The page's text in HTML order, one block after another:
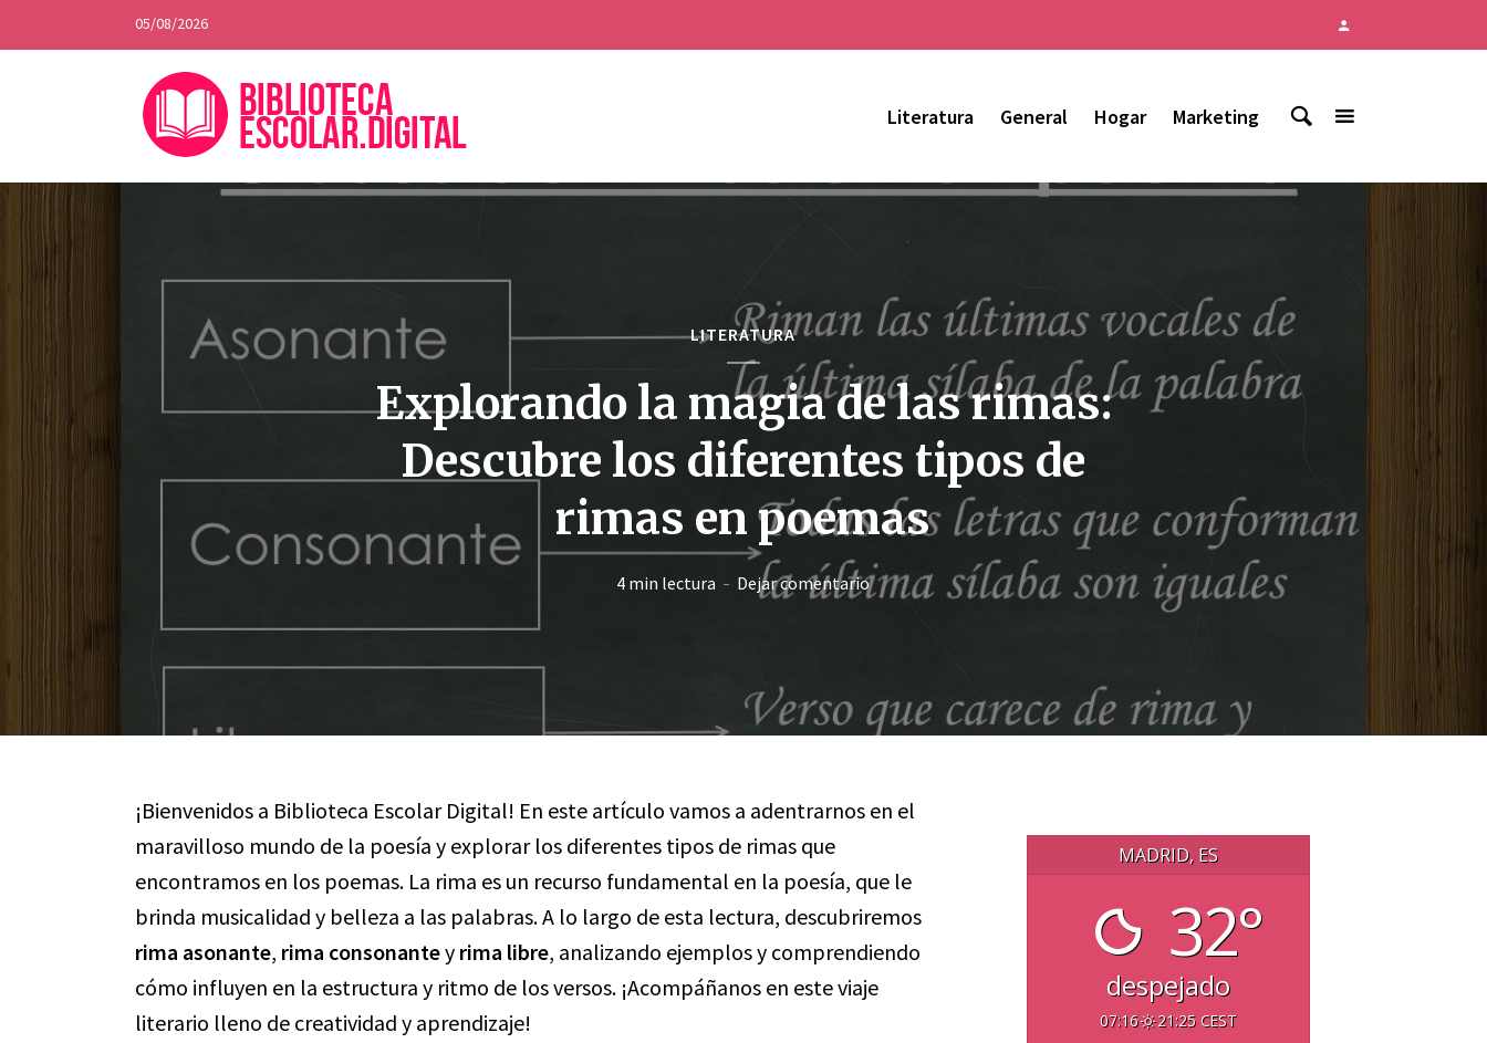
05/08/2026
Literatura General Hogar Marketing
LITERATURA
Explorando la magia de las rimas:
Descubre los diferentes tipos de
rimas en poemas
4 min lectura Dejar comentario
¡Bienvenidos a Biblioteca Escolar Digital! En este artículo vamos a adentrarnos en el
maravilloso mundo de la poesía y explorar los diferentes tipos de rimas que
encontramos en los poemas. La rima es un recurso fundamental en la poesía, que le
brinda musicalidad y belleza a las palabras. A lo largo de esta lectura, descubriremos
rima asonante, rima consonantey rima libre, analizando ejemplos y comprendiendo
cómo influyen en la estructura y ritmo de los versos. ¡Acompáñanos en este viaje
literario lleno de creatividad y aprendizaje!
MADRID, ES
32°
despejado
07:16
21:25 CEST